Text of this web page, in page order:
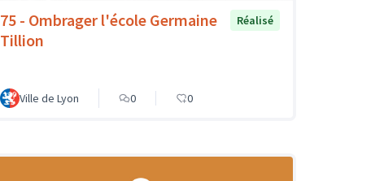
75 - Ombrager l'école Germaine
Tillion
Réalisé
Ville de Lyon 0 0